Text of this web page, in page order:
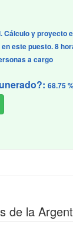
Cálculo y proyecto
este puesto. 8
a cargo
68.75
de la